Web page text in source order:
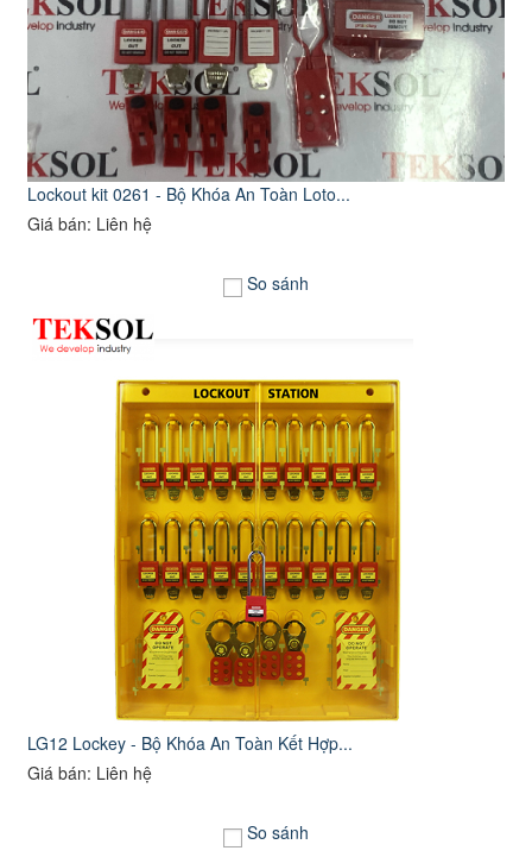
Lockout kit 0261 - Bộ Khóa An Toàn Loto...
Giá bán: Liên hệ
So sánh
LG12 Lockey - Bộ Khóa An Toàn Kết Hợp...
Giá bán: Liên hệ
So sánh